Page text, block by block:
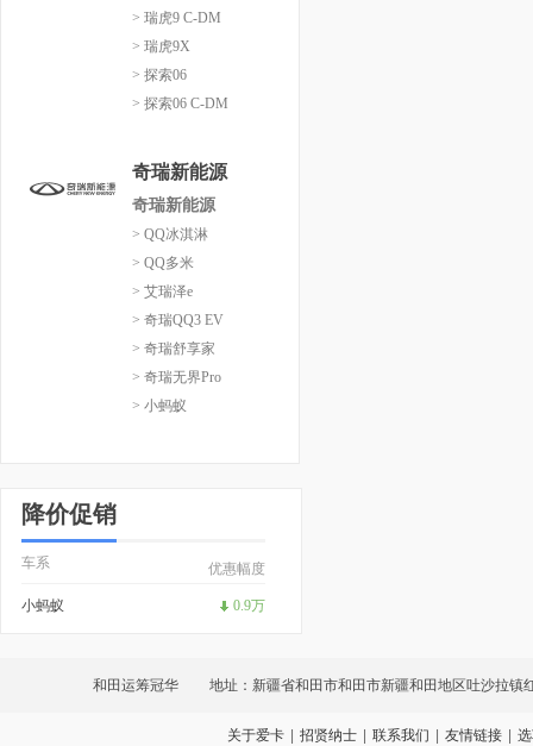
> 瑞虎9 C-DM
> 瑞虎9X
> 探索06
> 探索06 C-DM
奇瑞新能源
奇瑞新能源
> QQ冰淇淋
> QQ多米
> 艾瑞泽e
> 奇瑞QQ3 EV
> 奇瑞舒享家
> 奇瑞无界Pro
> 小蚂蚁
降价促销
车系 优惠幅度
小蚂蚁 0.9万
和田运筹冠华 地址：新疆省和田市和田市新疆和田地区吐沙拉镇
638号
关于爱卡 | 招贤纳士 | 联系我们 | 友情链接 |